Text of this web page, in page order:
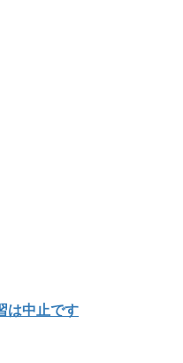
は中止です